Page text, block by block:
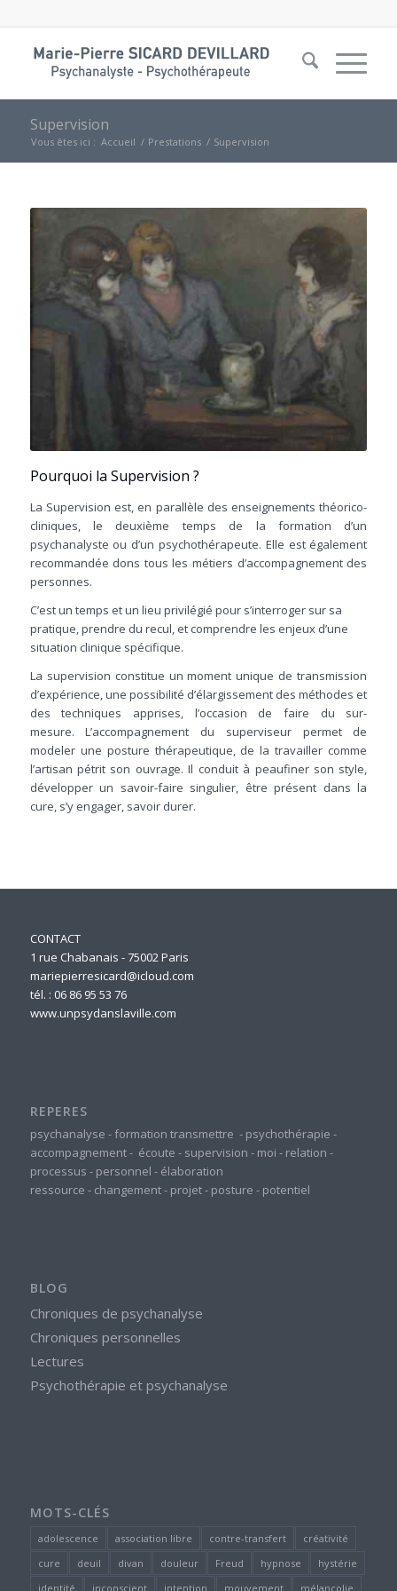
Supervision
Vous êtes ici : Accueil / Prestations / Supervision
Pourquoi la Supervision ?
La Supervision est, en parallèle des enseignements théorico-
cliniques, le deuxième temps de la formation d’un
psychanalyste ou d’un psychothérapeute. Elle est également
recommandée dons tous les métiers d’accompagnement des
personnes.
C’est un temps et un lieu privilégié pour s’interroger sur sa
pratique, prendre du recul, et comprendre les enjeux d’une
situation clinique spécifique.
La supervision constitue un moment unique de transmission
d’expérience, une possibilité d’élargissement des méthodes et
des techniques apprises, l’occasion de faire du sur-
mesure. L’accompagnement du superviseur permet de
modeler une posture thérapeutique, de la travailler comme
l’artisan pétrit son ouvrage. Il conduit à peaufiner son style,
développer un savoir-faire singulier, être présent dans la
cure, s’y engager, savoir durer.
CONTACT
1 rue Chabanais - 75002 Paris
mariepierresicard@icloud.com
tél. : 06 86 95 53 76
www.unpsydanslaville.com
REPERES
psychanalyse - formation transmettre - psychothérapie -
accompagnement- écoute - supervision - moi - relation -
processus - personnel - élaboration
ressource - changement- projet- posture - potentiel
BLOG
Chroniques de psychanalyse
Chroniques personnelles
Lectures
Psychothérapie et psychanalyse
MOTS-CLÉS
adolescence association libre contre-transfert
créativité
cure
deuil divan douleur Freud hypnose
hystérie
identité
inconscient intention mouvement mélancolie